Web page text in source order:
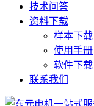
技术问答
资料下载
样本下载
使用手册
软件下载
联系我们